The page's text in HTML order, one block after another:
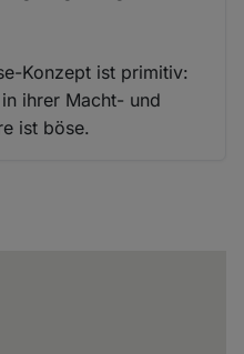
Konzept ist primitiv:
ihrer Macht- und
ist böse.